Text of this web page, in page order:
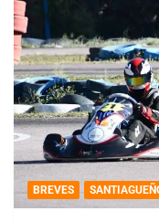
BREVES